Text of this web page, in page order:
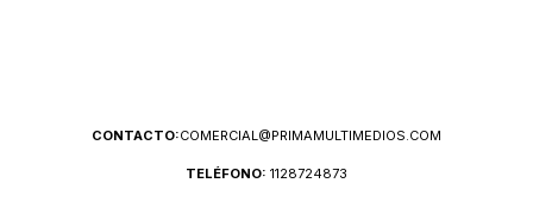
CONTACTO:COMERCIAL@PRIMAMULTIMEDIOS.COM
TELÉFONO: 1128724873